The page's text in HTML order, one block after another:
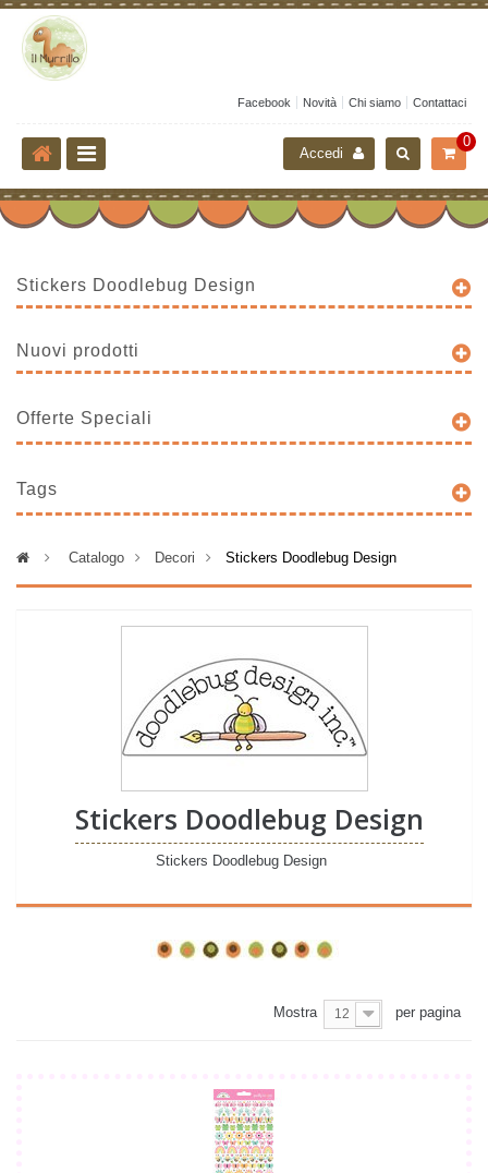
Facebook Novità Chi siamo Contattaci
0
Accedi
Stickers Doodlebug Design
Nuovi prodotti
Offerte Speciali
Tags
> Catalogo > Decori > Stickers Doodlebug Design
Stickers Doodlebug Design
Stickers Doodlebug Design
Mostra 12 per pagina